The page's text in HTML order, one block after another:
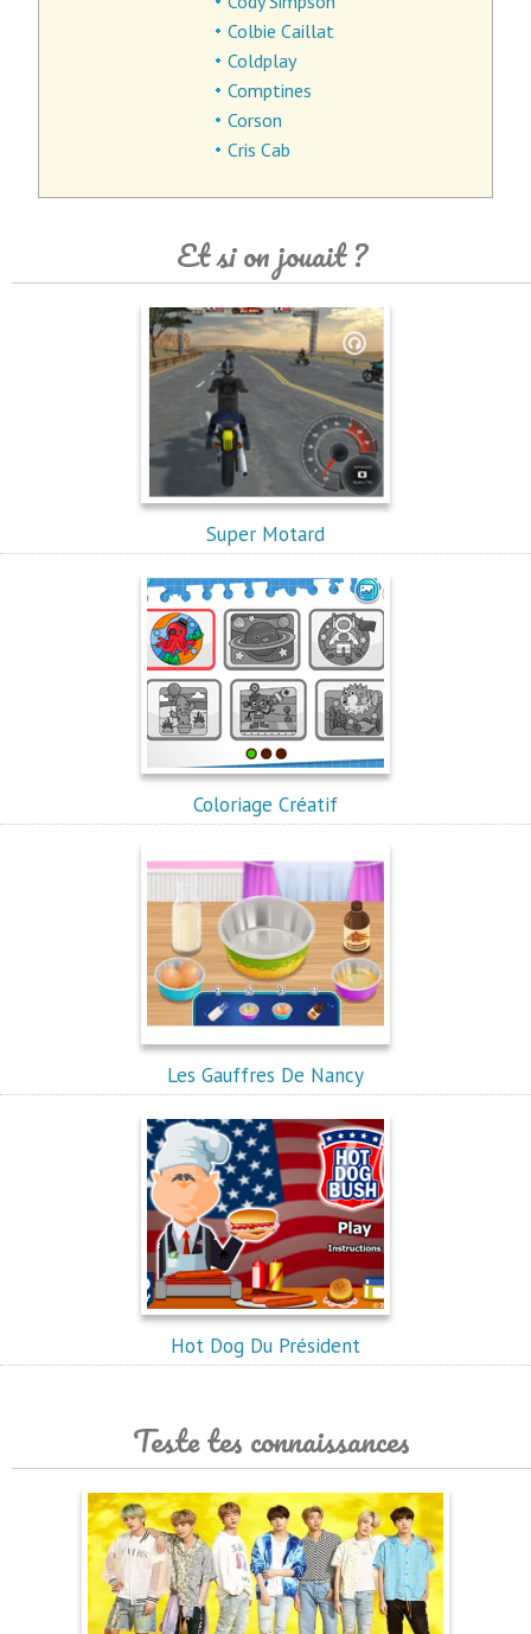
Colbie Caillat
Coldplay
Comptines
Corson
Cris Cab
Et si on jouait ?
Super Motard
Coloriage Créatif
Les Gauffres De Nancy
Hot Dog Du Président
Teste tes connaissances